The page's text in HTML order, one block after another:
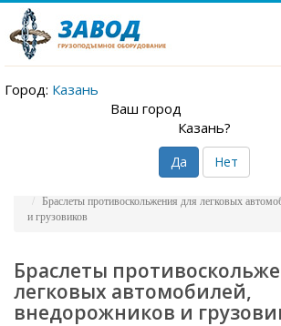
Город: Казань
Ваш город
Казань?
Да Нет
Браслеты противоскольжения для легковых
и грузовиков
Браслеты
легковых автомобилей,
внедорожников и